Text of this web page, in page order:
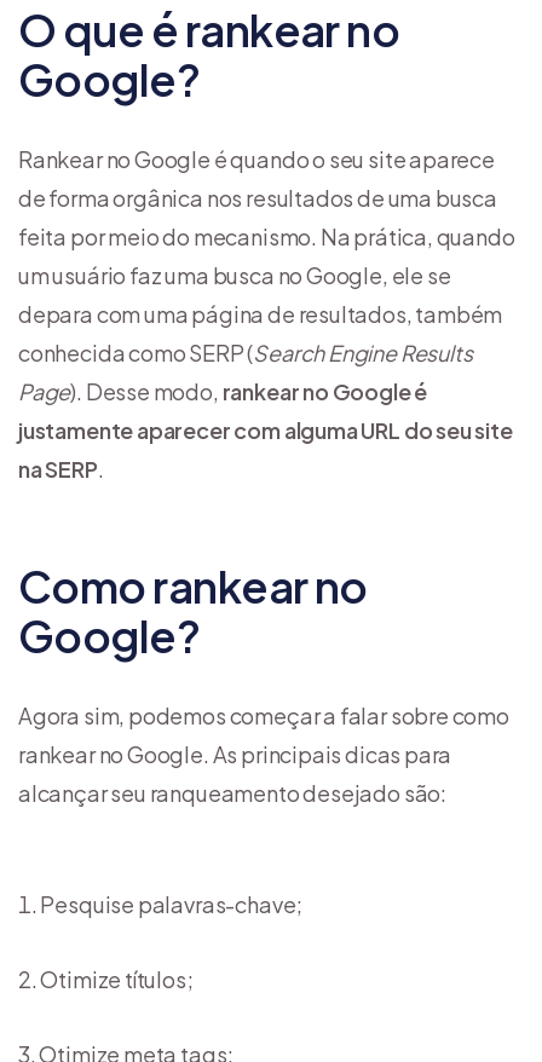
O que é rankear no
Google?
Rankear no Google é quando o seu site aparece
de forma orgânica nos resultados de uma busca
feita por meio do mecanismo. Na prática, quando
um usuário faz uma busca no Google, ele se
depara com uma página de resultados, também
conhecida como SERP (Search Engine Results
Page). Desse modo, rankear no Google é
justamente aparecer com alguma URL do seu site
na SERP.
Como rankear no
Google?
Agora sim, podemos começar a falar sobre como
rankear no Google. As principais dicas para
alcançar seu ranqueamento desejado são:
Pesquise palavras-chave;
Otimize títulos;
Otimize meta tags;